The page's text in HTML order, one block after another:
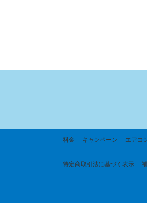
料金 キャンペーン エアコ
特定商取引法に基づく 表示